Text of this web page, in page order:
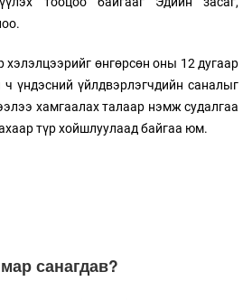
хэлэлцээрийг өнгөрсөн оны 12 дугаар
ч үндэсний үйлдвэрлэгчдийн саналыг
хамгаалах талаар нэмж судалгаа
түр хойшлуулаад байгаа юм.
санагдав?